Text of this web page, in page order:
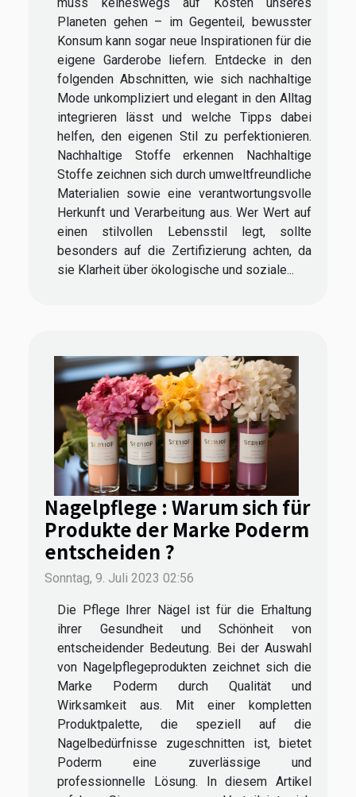
muss keineswegs auf Kosten unseres
Planeten gehen – im Gegenteil, bewusster
Konsum kann sogar neue Inspirationen für die
eigene Garderobe liefern. Entdecke in den
folgenden Abschnitten, wie sich nachhaltige
Mode unkompliziert und elegant in den Alltag
integrieren lässt und welche Tipps dabei
helfen, den eigenen Stil zu perfektionieren.
Nachhaltige Stoffe erkennen Nachhaltige
Stoffe zeichnen sich durch umweltfreundliche
Materialien sowie eine verantwortungsvolle
Herkunft und Verarbeitung aus. Wer Wert auf
einen stilvollen Lebensstil legt, sollte
besonders auf die Zertifizierung achten, da
sie Klarheit über ökologische und soziale...
Nagelpflege : Warum sich für
Produkte der Marke Poderm
entscheiden ?
Sonntag, 9. Juli 2023 02:56
Die Pflege Ihrer Nägel ist für die Erhaltung
ihrer Gesundheit und Schönheit von
entscheidender Bedeutung. Bei der Auswahl
von Nagelpflegeprodukten zeichnet sich die
Marke Poderm durch Qualität und
Wirksamkeit aus. Mit einer kompletten
Produktpalette, die speziell auf die
Nagelbedürfnisse zugeschnitten ist, bietet
Poderm eine zuverlässige und
professionnelle Lösung. In diesem Artikel